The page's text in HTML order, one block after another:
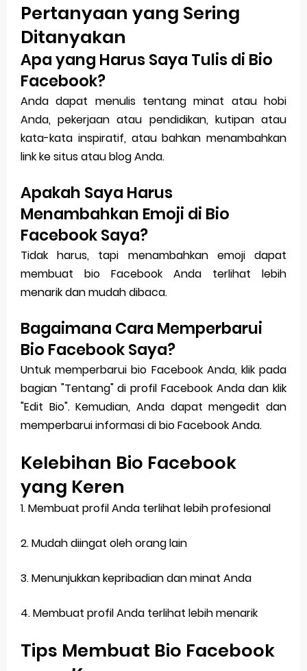
Pertanyaan yang Sering
Ditanyakan
Apa yang Harus Saya Tulis di Bio
Facebook?
Anda dapat menulis tentang minat atau hobi
Anda, pekerjaan atau pendidikan, kutipan atau
kata-kata inspiratif, atau bahkan menambahkan
link ke situs atau blog Anda.
Apakah Saya Harus
Menambahkan Emoji di Bio
Facebook Saya?
Tidak harus, tapi menambahkan emoji dapat
membuat bio Facebook Anda terlihat lebih
menarik dan mudah dibaca.
Bagaimana Cara Memperbarui
Bio Facebook Saya?
Untuk memperbarui bio Facebook Anda, klik pada
bagian "Tentang" di profil Facebook Anda dan klik
"Edit Bio". Kemudian, Anda dapat mengedit dan
memperbarui informasi di bio Facebook Anda.
Kelebihan Bio Facebook
yang Keren
1. Membuat profil Anda terlihat lebih profesional
2. Mudah diingat oleh orang lain
3. Menunjukkan kepribadian dan minat Anda
4. Membuat profil Anda terlihat lebih menarik
Tips Membuat Bio Facebook